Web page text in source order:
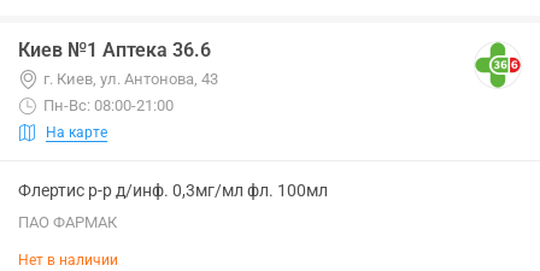
Киев №1 Аптека 36.6
г. Киев, ул. Антонова, 43
Пн-Вс: 08:00-21:00
На карте
Флертис р-р д/инф. 0,3мг/мл фл. 100мл
ПАО ФАРМАК
Нет в наличии